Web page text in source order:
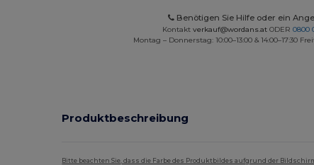
Benötigen Sie Hilfe oder ein
Kontaktverkauf@wordans.at ODER0800
Montag – Donnerstag: 10:00–13:00 & 14:00–17:30
Produktbeschreibung
Bitte beachten Sie, dass die Farbe des Produktbildes aufgrund der